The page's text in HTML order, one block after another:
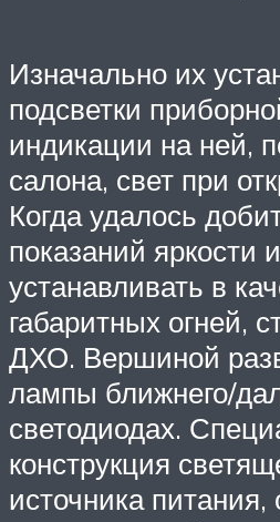
Изначально их
подсветки
индикации на ней,
салона, свет при
Когда удалось
показаний яркости
устанавливать в
габаритных огней,
ДХО. Вершиной
лампы ближнего/
светодиодах.
конструкция
источника